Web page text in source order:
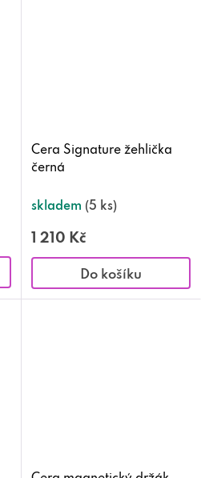
Cera Signature žehlička
černá
skladem (5 ks)
1 210 Kč
Do košíku